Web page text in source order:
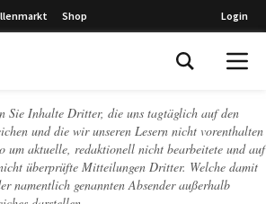
Shop Login
Sie Inhalte Dritter, die uns tagtäglich auf den
und die wir unseren Lesern nicht vorenthalten
um aktuelle, redaktionell nicht bearbeitete und auf
überprüfte Mitteilungen Dritter. Welche damit
namentlich genannten Absender außerhalb